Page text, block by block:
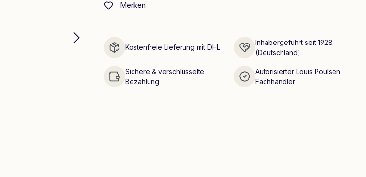
Merken
Kostenfreie Lieferung mit DHL
Inhabergeführt seit 1928
(Deutschland)
Sichere & verschlüsselte
Bezahlung
Autorisierter Louis Poulsen
Fachhändler